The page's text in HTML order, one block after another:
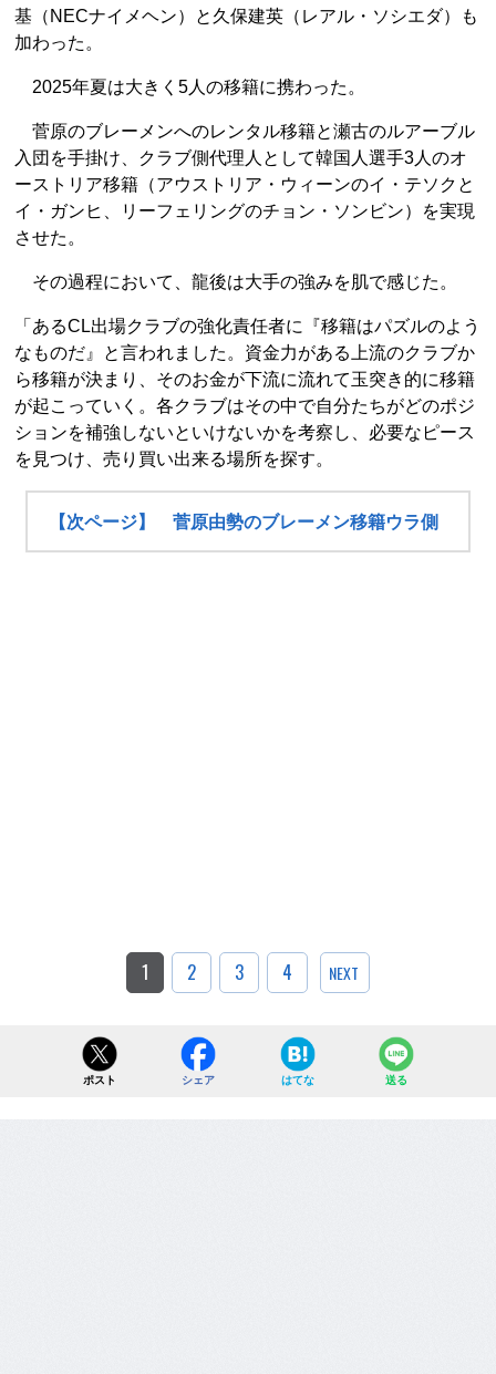
基（NECナイメヘン）と久保建英（レアル・ソシエダ）も
加わった。
2025年夏は大きく5人の移籍に携わった。
菅原のブレーメンへのレンタル移籍と瀬古のルアーブル
入団を手掛け、クラブ側代理人として韓国人選手3人のオ
ーストリア移籍（アウストリア・ウィーンのイ・テソクと
イ・ガンヒ、リーフェリングのチョン・ソンビン）を実現
させた。
その過程において、龍後は大手の強みを肌で感じた。
「あるCL出場クラブの強化責任者に『移籍はパズルのよう
なものだ』と言われました。資金力がある上流のクラブか
ら移籍が決まり、そのお金が下流に流れて玉突き的に移籍
が起こっていく。各クラブはその中で自分たちがどのポジ
ションを補強しないといけないかを考察し、必要なピース
を見つけ、売り買い出来る場所を探す。
【次ページ】 菅原由勢のブレーメン移籍ウラ側
1 2 3 4 NEXT
ポスト シェア はてな 送る